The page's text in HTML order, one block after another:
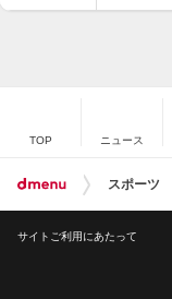
TOP ニュース
スポーツ
サイトご利用にあたって